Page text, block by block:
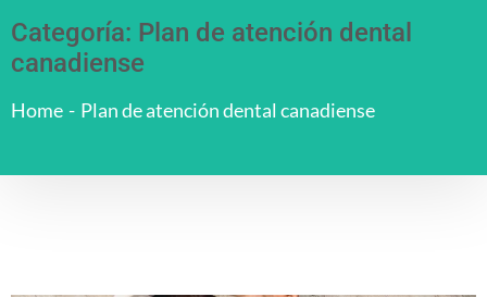
Categoría: Plan de atención dental
canadiense
Home - Plan de atención dental canadiense